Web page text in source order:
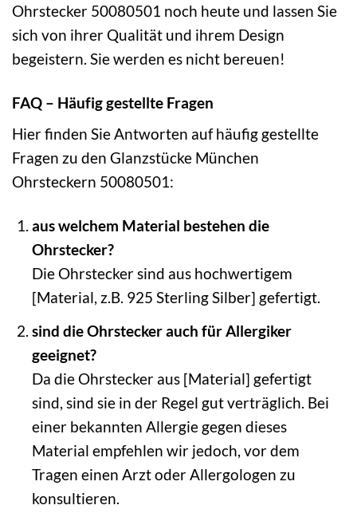
Ohrstecker 50080501 noch heute und lassen Sie
sich von ihrer Qualität und ihrem Design
begeistern. Sie werden es nicht bereuen!
FAQ – Häufig gestellte Fragen
Hier finden Sie Antworten auf häufig gestellte
Fragen zu den Glanzstücke München
Ohrsteckern 50080501:
aus welchem Material bestehen die
Ohrstecker?
Die Ohrstecker sind aus hochwertigem
[Material, z.B. 925 Sterling Silber] gefertigt.
sind die Ohrstecker auch für Allergiker
geeignet?
Da die Ohrstecker aus [Material] gefertigt
sind, sind sie in der Regel gut verträglich. Bei
einer bekannten Allergie gegen dieses
Material empfehlen wir jedoch, vor dem
Tragen einen Arzt oder Allergologen zu
konsultieren.